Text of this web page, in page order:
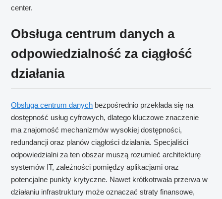
center.
Obsługa centrum danych a
odpowiedzialność za ciągłość
działania
Obsługa centrum danych bezpośrednio przekłada się na
dostępność usług cyfrowych, dlatego kluczowe znaczenie
ma znajomość mechanizmów wysokiej dostępności,
redundancji oraz planów ciągłości działania. Specjaliści
odpowiedzialni za ten obszar muszą rozumieć architekturę
systemów IT, zależności pomiędzy aplikacjami oraz
potencjalne punkty krytyczne. Nawet krótkotrwała przerwa w
działaniu infrastruktury może oznaczać straty finansowe,